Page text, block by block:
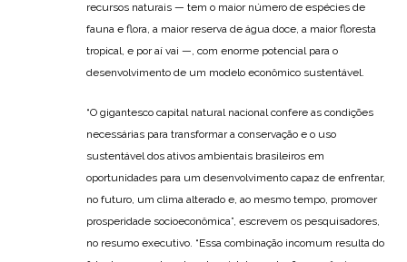
recursos naturais — tem o maior número de espécies de
fauna e flora, a maior reserva de água doce, a maior floresta
tropical, e por aí vai —, com enorme potencial para o
desenvolvimento de um modelo econômico sustentável.
“O gigantesco capital natural nacional confere as condições
necessárias para transformar a conservação e o uso
sustentável dos ativos ambientais brasileiros em
oportunidades para um desenvolvimento capaz de enfrentar,
no futuro, um clima alterado e, ao mesmo tempo, promover
prosperidade socioeconômica”, escrevem os pesquisadores,
no resumo executivo. “Essa combinação incomum resulta do